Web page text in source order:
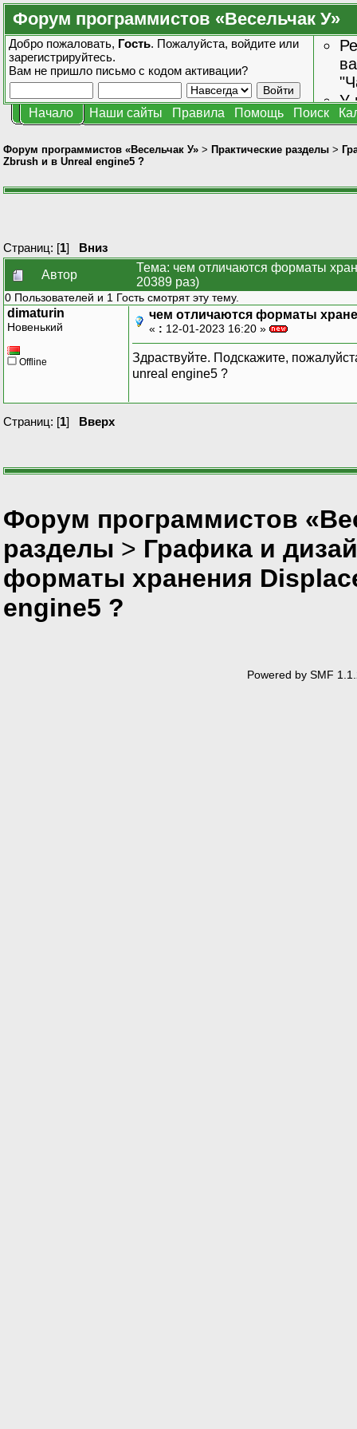
Форум программистов «Весельчак У»
Добро пожаловать, Гость. Пожалуйста, войдите или
зарегистрируйтесь.
Вам не пришло письмо с кодом активации?
У
Начало Наши сайты Правила Помощь Поиск
Форум программистов «Весельчак У» > Практические разделы >
Zbrush и в Unreal engine5 ?
Страниц: [1] Вниз
Автор
Тема: чем отличаются форматы
20389 раз)
0 Пользователей и 1 Гость смотрят эту тему.
dimaturin
Новенький
Offline
чем отличаются форматы
« : 12-01-2023 16:20 »
Здраствуйте. Подскажите,
unreal engine5 ?
Страниц: [1] Вверх
Форум программистов
разделы > Графика и
форматы хранения
engine5 ?
Powered by SMF